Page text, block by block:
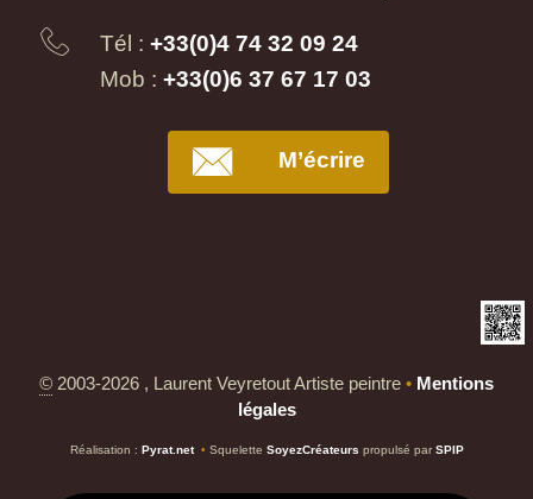
Tél : +33(0)4 74 32 09 24
Mob : +33(0)6 37 67 17 03
M’écrire
© 2003-2026 , Laurent Veyretout Artiste peintre • Mentions
légales
Réalisation : Pyrat.net • Squelette SoyezCréateurs propulsé parSPIP